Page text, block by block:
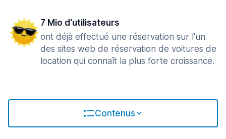
7 Mio d‘utilisateurs
ont déjà effectué une réservation sur l'un
des sites web de réservation de voitures de
location qui connaît la plus forte croissance.
Contenus